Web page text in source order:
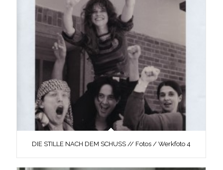
DIE STILLE NACH DEM SCHUSS // Fotos / Werkfoto 4